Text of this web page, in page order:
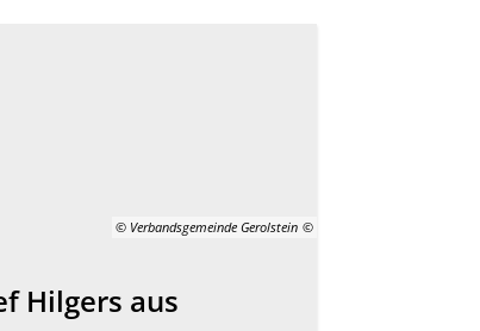
© Verbandsgemeinde Gerolstein
Hilgers aus